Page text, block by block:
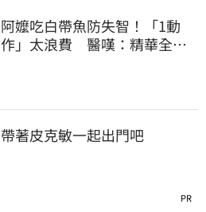
阿嬤吃白帶魚防失智！「1動
作」太浪費 醫嘆：精華全沒
帶著皮克敏一起出門吧
PR